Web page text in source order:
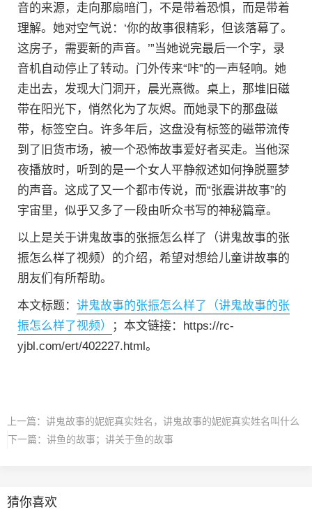
音的来源，走向那扇暗门，不是带着恐惧，而是带着
理解。她对空气说：‘你的故事很精彩，但该落幕了。
这房子，需要新的声音。’”当她说完最后一个字，录
音机自动停止了转动。门外传来“咔”的一声轻响。她
走出去，发现大门洞开，晨光熹微。桌上，那堆旧磁
带在阳光下，悄然化为了灰烬。而她录下的那盘磁
带，标签空白。许多年后，这盘没有标签的磁带流传
到了旧货市场，被一个恐怖故事爱好者买走。当他深
夜播放时，听到的是一个女人平静叙述如何挣脱噩梦
的声音。这成了又一个都市传说，而“张震讲故事”的
宇宙里，似乎又多了一段由听众书写的神秘篇章。
以上是关于讲鬼故事的张振怎么样了（讲鬼故事的张
振怎么样了视频）的介绍，希望对想给儿童讲故事的
朋友们有所帮助。
本文标题： 讲鬼故事的张振怎么样了（讲鬼故事的张
振怎么样了视频）
；本文链接：https://rc-
yjbl.com/ert/402227.html。
上一篇： 讲鬼故事的妮妮真实姓名，讲鬼故事的妮妮真实姓名叫什么
下一篇： 讲鱼的故事；讲关于鱼的故事
猜你喜欢